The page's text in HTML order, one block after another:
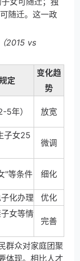
随迁。这一政
2015 vs
定
变化趋
势
5年） 放宽
子女25
微调
"等条件 细化
化办理
优化
女等情
完善
群众对家庭团聚
体现。相比人才